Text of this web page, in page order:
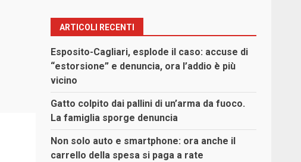
ARTICOLI RECENTI
Esposito-Cagliari, esplode il caso: accuse di
“estorsione” e denuncia, ora l’addio è più
vicino
Gatto colpito dai pallini di un’arma da fuoco.
La famiglia sporge denuncia
Non solo auto e smartphone: ora anche il
carrello della spesa si paga a rate